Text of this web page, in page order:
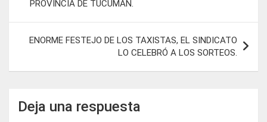
entradas
PROVINCIA DE TUCUMAN.
ENORME FESTEJO DE LOS TAXISTAS, EL SINDICATO
LO CELEBRÓ A LOS SORTEOS.
Deja una respuesta